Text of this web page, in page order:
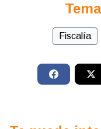
Fiscalía